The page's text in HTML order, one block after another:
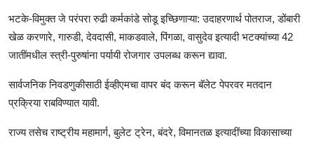
भटके-विमुक्त जे परंपरा रुढी कर्मकांडे सोडू इच्छिणाऱ्या: उदाहरणार्थ पोतराज, डोंबारी
खेळ करणारे, गारुडी, देवदासी, माकडवाले, पिंगळा, वासुदेव इत्यादी भटक्यांच्या 42
जातींमधील स्त्री-पुरुषांना पर्यायी रोजगार उपलब्ध करून द्यावा.
सार्वजनिक निवडणुकीसाठी ईव्हीएमचा वापर बंद करून बॅलेट पेपरवर मतदान
प्रक्रिया राबविण्यात यावी.
राज्य तसेच राष्ट्रीय महामार्ग, बुलेट ट्रेन, बंदरे, विमानतळ इत्यादींच्या विकासाच्या